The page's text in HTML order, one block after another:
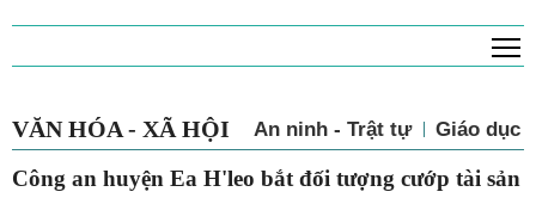
VĂN HÓA - XÃ HỘI An ninh - Trật tự Giáo dục
Công an huyện Ea H'leo bắt đối tượng cướp tài sản